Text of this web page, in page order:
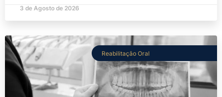
3 de Agosto de 2026
Reabilitação Oral